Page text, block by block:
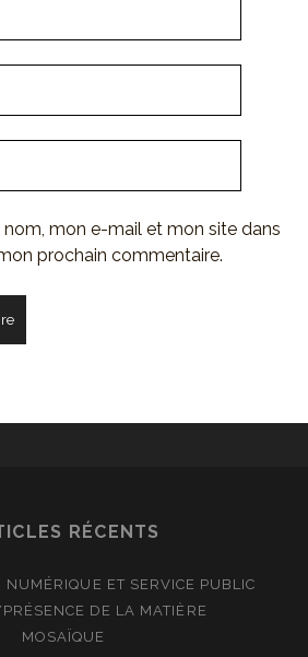
nom, mon e-mail et mon site dans
prochain commentaire.
RÉCENTS
ET SERVICE PUBLIC
DE LA MATIÈRE
MOSAÏQUE